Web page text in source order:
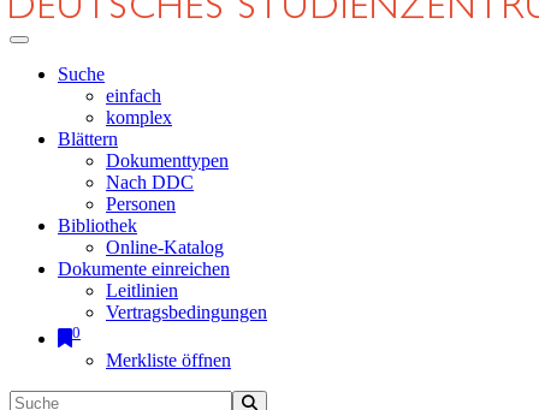
Suche
einfach
komplex
Blättern
Dokumenttypen
Nach DDC
Personen
Bibliothek
Online-Katalog
Dokumente einreichen
Leitlinien
Vertragsbedingungen
0
Merkliste öffnen